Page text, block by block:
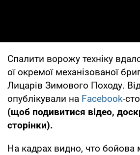
Спалити ворожу техніку
ої окремої механізованої
Лицарів Зимового Походу.
опублікували на Facebook-
(щоб подивитися відео,
сторінки).
На кадрах видно, что бойова